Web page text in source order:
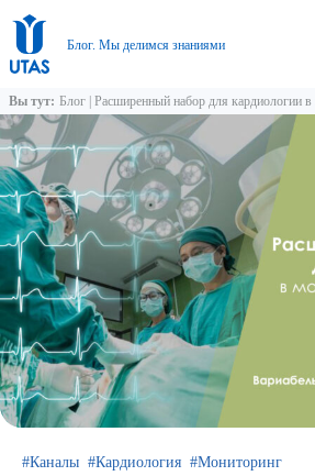
Блог. Мы делимся знаниями
Вы тут: Блог Расширенный набор для кардиологии
Каналы Кардиология Мониторинг